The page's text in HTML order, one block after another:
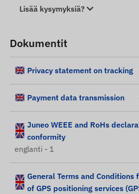
Lisää kysymyksiä?
Dokumentit
Privacy statement on tracking
Payment data transmission
Juneo WEEE and RoHs
conformity
englanti - 1
General Terms and Conditions
of GPS positioning services